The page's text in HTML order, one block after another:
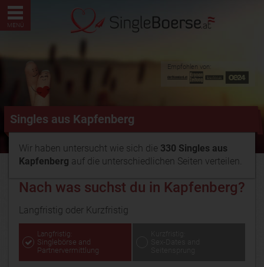
MENÜ
Empfohlen von:
Singles aus Kapfenberg
Wir haben untersucht wie sich die 330 Singles aus
Kapfenberg auf die unterschiedlichen Seiten verteilen.
Nach was suchst du in Kapfenberg?
Langfristig oder Kurzfristig
Langfristig:
Singlebörse and
Partnervermittlung